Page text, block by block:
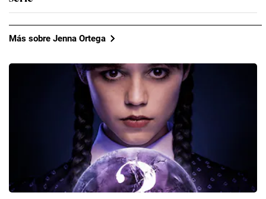
Más sobre Jenna Ortega